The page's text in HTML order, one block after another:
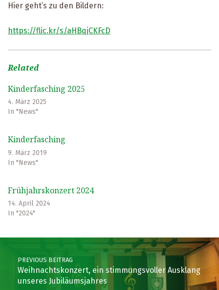
Hier geht’s zu den Bildern:
https://flic.kr/s/aHBqjCKFcD
Related
Kinderfasching 2025
4. März 2025
In "News"
Kinderfasching
9. März 2019
In "News"
Frühjahrskonzert 2024
14. April 2024
In "2024"
Post navigation
PREVIOUS BEITRAG
Weihnachtskonzert, ein stimmungsvoller Ausklang
unseres Jubiläumsjahres